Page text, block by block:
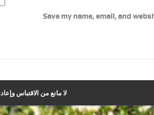
Save my name, email, and
لا مانع من الاقتباس